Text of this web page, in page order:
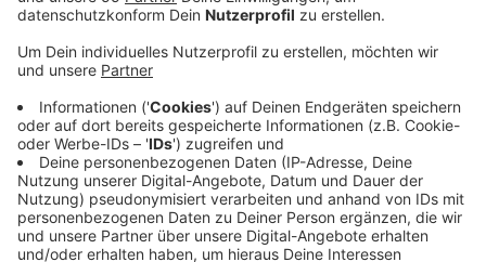
Alle Schulen hätten nach der Panne am Dienstag jetzt
die entsprechenden Unterlagen herunterladen
können. Geprüft werden die Fächer Biologie, Chemie,
Ernährungslehre, Informatik, Physik und Technik.
Aktuell geht das Gerücht herum, dass die Klausuren
schon vor Prüfungsbeginn im Internet veröffentlicht
wurden. Das wurde vom Land NRW nicht bestätigt.